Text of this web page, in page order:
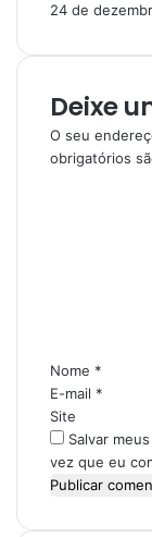
24 de
Deixe
O seu
obrigatórios
i
o
*
Nome *
E-mail *
Site
Salvar
vez que eu